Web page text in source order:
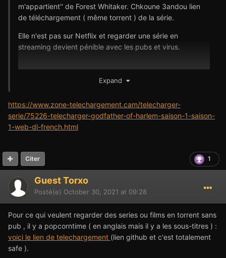
m'appartient'' de Forest Whitaker. Chkoune 3andou lien
de téléchargement ( même torrent ) de la série.
Elle n'est pas sur Netflix et regarder une série en
streaming devient pénible avec les pubs et virus.
Expand
https://www.zone-telechargement.cam/telecharger-
serie/75226-telecharger-godfather-of-harlem-saison-1-saison-
1-web-dl-french.html
1
Citer
Guest Torxo
Posté(e) October 30, 2021 at 09:28
Pour ce qui veulent regarder des series ou films en torrent sans
pub , il y a popcorntime ( en anglais mais il y a les sous-titres ) :
voici le lien de telechargement (lien github et c'est totalement
safe ).